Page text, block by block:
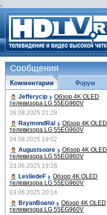
.
Сообщения
Комментарии
Jefferycip Обзор 4K OLED
телевизора LG 55EG960V
26.08.2025 21:28
RaymondRal
Обзор 4K OLED
телевизора LG 55EG960V
24.08.2025 19:02
Augustsoore
Обзор 4K OLED
телевизора LG 55EG960V
23.06.2025 19:28
LesliedeF
Обзор 4K OLED
телевизора LG 55EG960V
03.06.2025 20:14
BryanBoano
Обзор 4K OLED
телевизора LG 55EG960V
Форум